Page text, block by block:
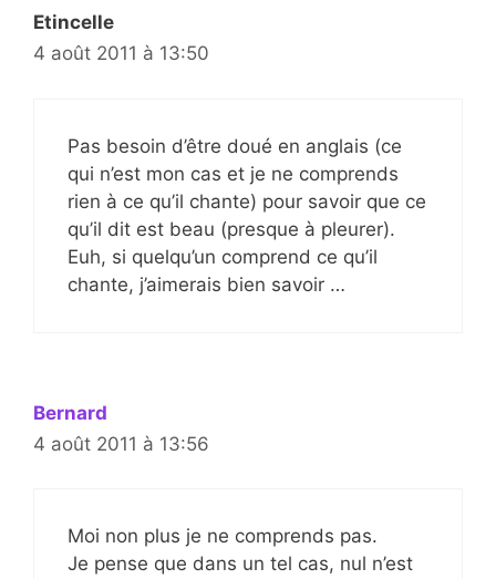
Etincelle
4 août 2011 à 13:50
Pas besoin d’être doué en anglais (ce
qui n’est mon cas et je ne comprends
rien à ce qu’il chante) pour savoir que ce
qu’il dit est beau (presque à pleurer).
Euh, si quelqu’un comprend ce qu’il
chante, j’aimerais bien savoir …
Bernard
4 août 2011 à 13:56
Moi non plus je ne comprends pas.
Je pense que dans un tel cas, nul n’est